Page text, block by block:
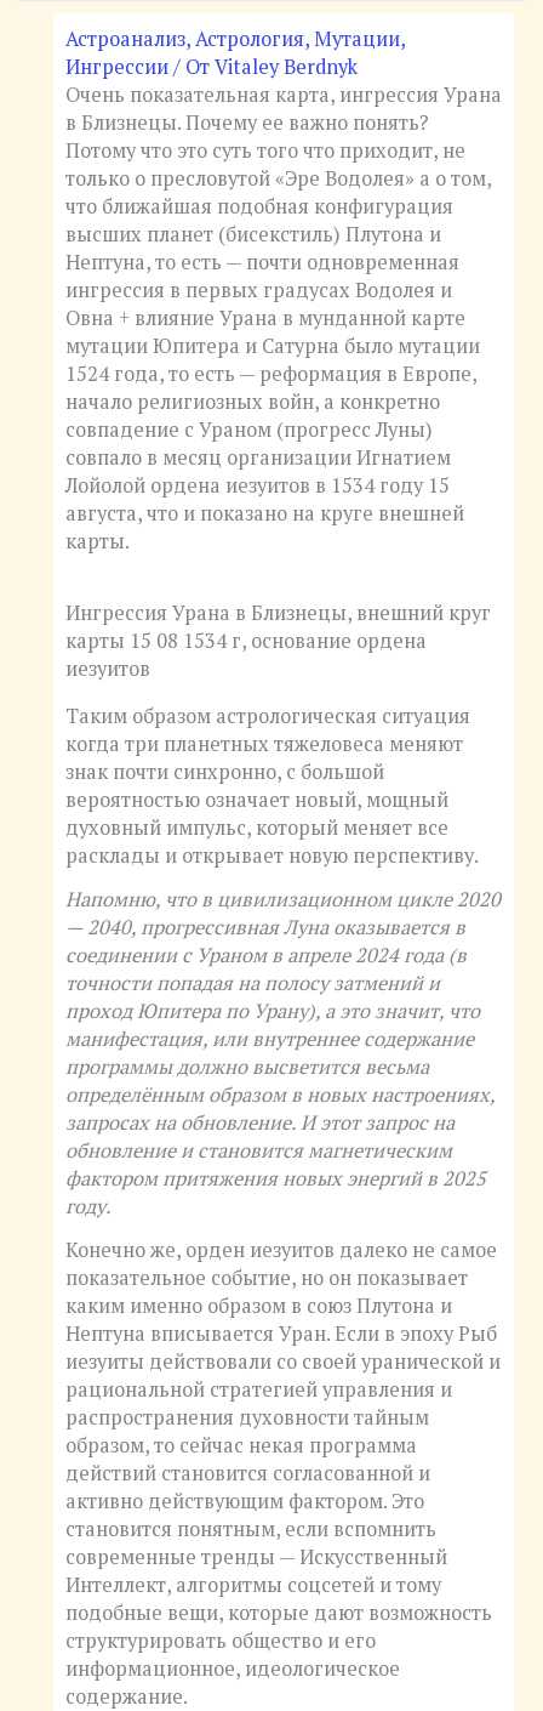
Астроанализ,Астрология,Мутации,
Ингрессии/ ОтVitaley Berdnyk
Очень показательная карта, ингрессия Урана
в Близнецы. Почему ее важно понять?
Потому что это суть того что приходит, не
только о пресловутой «Эре Водолея» а о том,
что ближайшая подобная конфигурация
высших планет (бисекстиль) Плутона и
Нептуна, то есть — почти одновременная
ингрессия в первых градусах Водолея и
Овна + влияние Урана в мунданной карте
мутации Юпитера и Сатурна было мутации
1524 года, то есть — реформация в Европе,
начало религиозных войн, а конкретно
совпадение с Ураном (прогресс Луны)
совпало в месяц организации Игнатием
Лойолой ордена иезуитов в 1534 году 15
августа, что и показано на круге внешней
карты.
Ингрессия Урана в Близнецы, внешний круг
карты 15 08 1534 г, основание ордена
иезуитов
Таким образом астрологическая ситуация
когда три планетных тяжеловеса меняют
знак почти синхронно, с большой
вероятностью означает новый, мощный
духовный импульс, который меняет все
расклады и открывает новую перспективу.
Напомню, что в цивилизационном цикле 2020
— 2040, прогрессивная Луна оказывается в
соединении с Ураном в апреле 2024 года (в
точности попадая на полосу затмений и
проход Юпитера по Урану), а это значит, что
манифестация, или внутреннее содержание
программы должно высветится весьма
определённым образом в новых настроениях,
запросах на обновление. И этот запрос на
обновление и становится магнетическим
фактором притяжения новых энергий в 2025
году.
Конечно же, орден иезуитов далеко не самое
показательное событие, но он показывает
каким именно образом в союз Плутона и
Нептуна вписывается Уран. Если в эпоху Рыб
иезуиты действовали со своей уранической и
рациональной стратегией управления и
распространения духовности тайным
образом, то сейчас некая программа
действий становится согласованной и
активно действующим фактором. Это
становится понятным, если вспомнить
современные тренды — Искусственный
Интеллект, алгоритмы соцсетей и тому
подобные вещи, которые дают возможность
структурировать общество и его
информационное, идеологическое
содержание.